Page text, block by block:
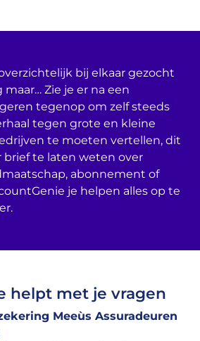
bij elkaar gezocht
Zie je er na een
tegenop om zelf steeds
tegen grote en kleine
te moeten vertellen, dit
brief te laten weten over
abonnement of
je helpen alles op te
helpt met je vragen
Meeùs Assuradeuren